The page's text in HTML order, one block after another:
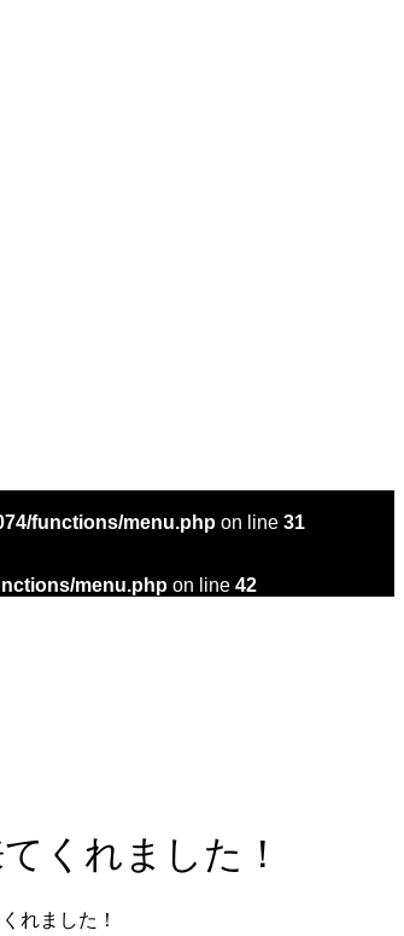
functions/menu.php on line 31
menu.php on line 42
くれました！
れました！